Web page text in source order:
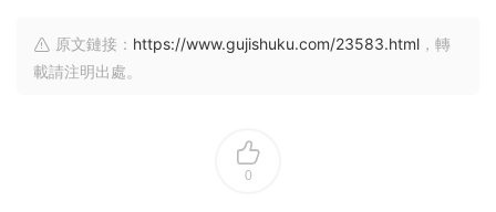
原文鏈接： https://www.gujishuku.com/23583.html ，轉
載請注明出處。
0